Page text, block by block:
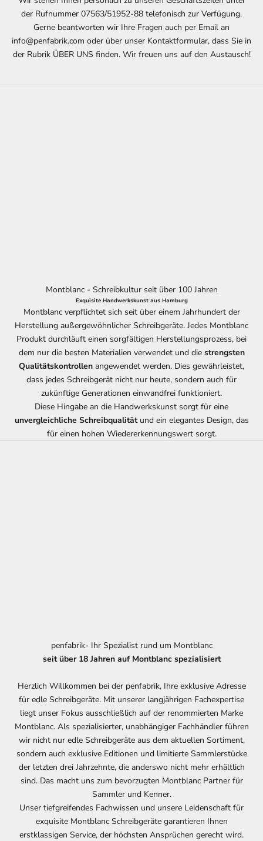
der Rufnummer 07563/51952-88 telefonisch zur Verfügung.
Gerne beantworten wir Ihre Fragen auch per Email an
info@penfabrik.com oder über unser Kontaktformular, dass Sie in
der Rubrik ÜBER UNS finden. Wir freuen uns auf den Austausch!
Montblanc - Schreibkultur seit über 100 Jahren
Exquisite Handwerkskunst aus Hamburg
Montblanc verpflichtet sich seit über einem Jahrhundert der
Herstellung außergewöhnlicher Schreibgeräte. Jedes Montblanc
Produkt durchläuft einen sorgfältigen Herstellungsprozess, bei
dem nur die besten Materialien verwendet und die strengsten
Qualitätskontrollen angewendet werden. Dies gewährleistet,
dass jedes Schreibgerät nicht nur heute, sondern auch für
zukünftige Generationen einwandfrei funktioniert.
Diese Hingabe an die Handwerkskunst sorgt für eine
unvergleichliche Schreibqualitätund ein elegantes Design, das
für einen hohen Wiedererkennungswert sorgt.
penfabrik- Ihr Spezialist rund um Montblanc
seit über 18 Jahren auf Montblanc spezialisiert
Herzlich Willkommen bei der penfabrik, Ihre exklusive Adresse
für edle Schreibgeräte. Mit unserer langjährigen Fachexpertise
liegt unser Fokus ausschließlich auf der renommierten Marke
Montblanc. Als spezialisierter, unabhängiger Fachhändler führen
wir nicht nur edle Schreibgeräte aus dem aktuellen Sortiment,
sondern auch exklusive Editionen und limitierte Sammlerstücke
der letzten drei Jahrzehnte, die anderswo nicht mehr erhältlich
sind. Das macht uns zum bevorzugten Montblanc Partner für
Sammler und Kenner.
Unser tiefgreifendes Fachwissen und unsere Leidenschaft für
exquisite Montblanc Schreibgeräte garantieren Ihnen
erstklassigen Service, der höchsten Ansprüchen gerecht wird.